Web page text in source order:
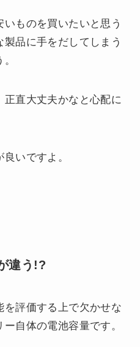
ものを買いたいと思う
品に手をだしてしまう
正直大丈夫かなと心配に
いですよ。
違う!?
を評価する上で欠かせな
自体の電池容量です。